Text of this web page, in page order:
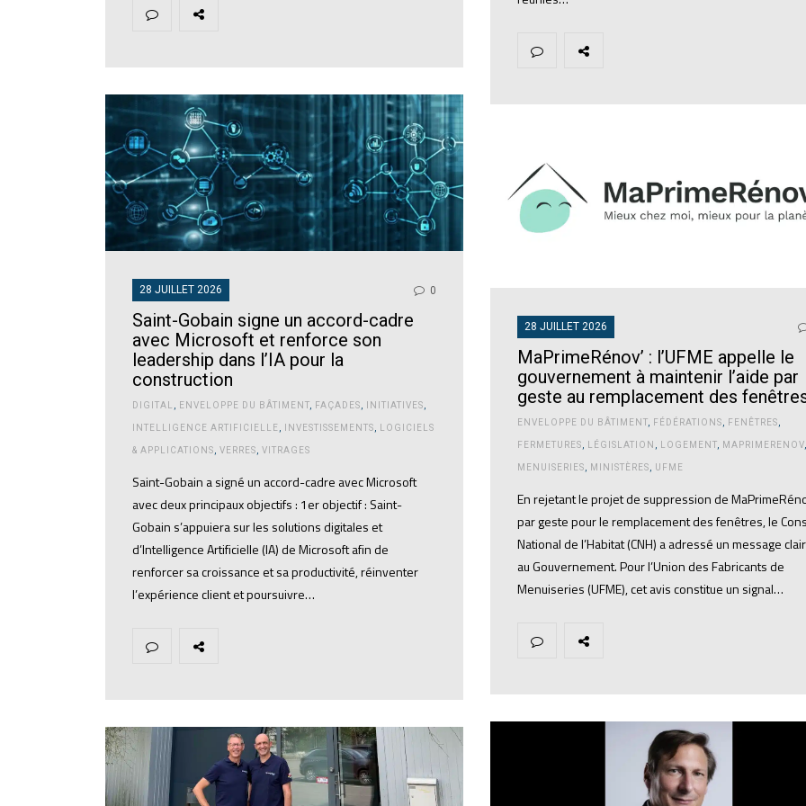
28 JUILLET 2026 0
Saint-Gobain signe un accord-cadre
avec Microsoft et renforce son
leadership dans l’IA pour la
construction
DIGITAL ENVELOPPE DU BÂTIMENT FAÇADES INITIATIVES
INTELLIGENCE ARTIFICIELLE INVESTISSEMENTS LOGICIELS
& APPLICATIONS VERRES VITRAGES
Saint-Gobain a signé un accord-cadre avec Microsoft
avec deux principaux objectifs : 1er objectif : Saint-
Gobain s’appuiera sur les solutions digitales et
d’Intelligence Artificielle (IA) de Microsoft afin de
renforcer sa croissance et sa productivité, réinventer
l’expérience client et poursuivre…
28 JUILLET 2026
MaPrimeRénov’ : l’UFME appelle le
gouvernement à maintenir l’aide par
geste au remplacement des
ENVELOPPE DU BÂTIMENT, FÉDÉRATIONS FENÊTRES
FERMETURES LÉGISLATION LOGEMENT, MAPRIMERENOV,
MENUISERIES MINISTÈRES UFME
En rejetant le projet de suppression de
par geste pour le remplacement des fenêtres, le
National de l’Habitat (CNH) a adressé un message clair
au Gouvernement. Pour l’Union des Fabricants de
Menuiseries (UFME), cet avis constitue un signal…